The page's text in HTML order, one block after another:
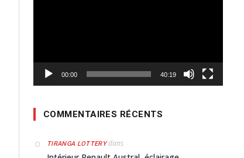
00:00 40:19
COMMENTAIRES RÉCENTS
TIRANGA LOTTERYdans